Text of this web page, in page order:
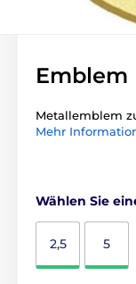
Emblem
Metallemblem
Mehr
Wählen Sie
2,5 5